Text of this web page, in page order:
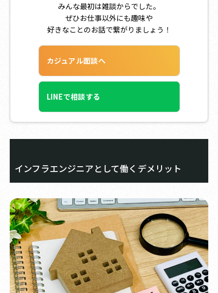
みんな最初は雑談からでした。
ぜひお仕事以外にも趣味や
好きなことのお話で繋がりましょう！
カジュアル面談へ
LINEで相談する
インフラエンジニアとして働くデメリット